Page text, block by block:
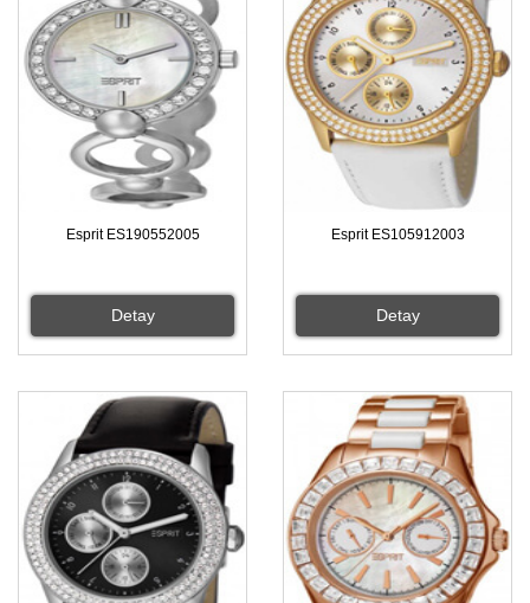
Esprit ES190552005
Detay
Esprit ES105912003
Detay